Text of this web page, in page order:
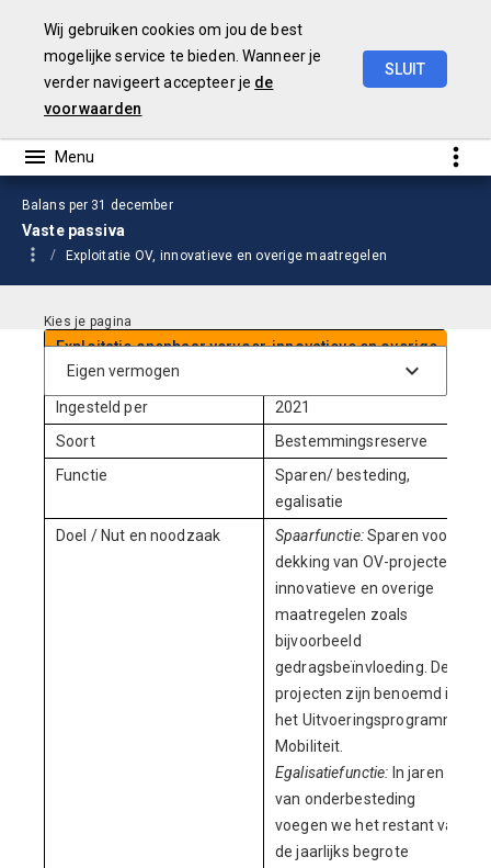
Wij gebruiken cookies om jou de best
mogelijke service te bieden. Wanneer je
verder navigeert accepteer je de
voorwaarden
SLUIT
Balans per 31 december
Vaste passiva
Exploitatie OV, innovatieve en overige maatregelen
Exploitatie openbaar vervoer, innovatieve en overige
maatregelen
Ingesteld per
2021
Soort
Bestemmingsreserve
Functie
Sparen/ besteding,
egalisatie
Doel / Nut en noodzaak
Spaarfunctie:Sparen voor
dekking van OV-projecten,
innovatieve en overige
maatregelen zoals
bijvoorbeeld
gedragsbeïnvloeding. De
projecten zijn benoemd in
het Uitvoeringsprogramma
Mobiliteit.
Egalisatiefunctie: In jaren
van onderbesteding
voegen we het restant van
de jaarlijks begrote